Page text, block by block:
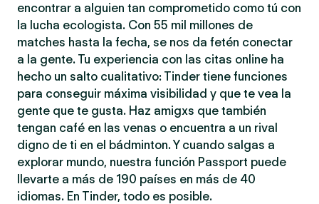
encontrar a alguien tan comprometido como tú con
la lucha ecologista. Con 55 mil millones de
matches hasta la fecha, se nos da fetén conectar
a la gente. Tu experiencia con las citas online ha
hecho un salto cualitativo: Tinder tiene funciones
para conseguir máxima visibilidad y que te vea la
gente que te gusta. Haz amigxs que también
tengan café en las venas o encuentra a un rival
digno de ti en el bádminton. Y cuando salgas a
explorar mundo, nuestra función Passport puede
llevarte a más de 190 países en más de 40
idiomas. En Tinder, todo es posible.